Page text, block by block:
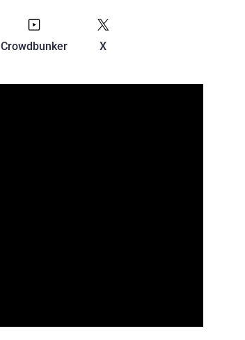
Crowdbunker X